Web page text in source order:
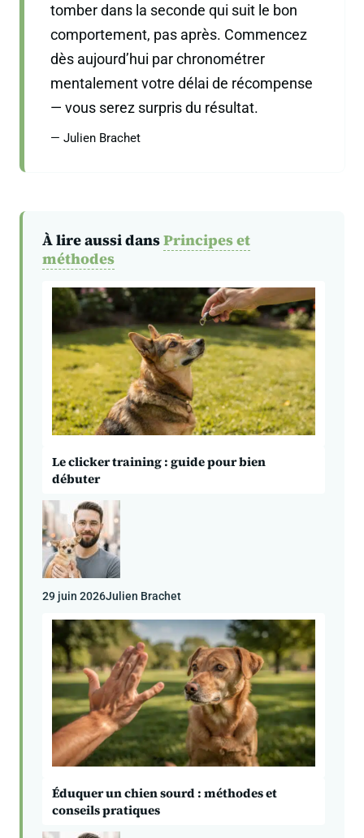
tomber dans la seconde qui suit le bon
comportement, pas après. Commencez
dès aujourd’hui par chronométrer
mentalement votre délai de récompense
— vous serez surpris du résultat.
— Julien Brachet
À lire aussi dansPrincipes et
méthodes
Le clicker training : guide pour bien
débuter
29 juin 2026Julien Brachet
Éduquer un chien sourd : méthodes et
conseils pratiques